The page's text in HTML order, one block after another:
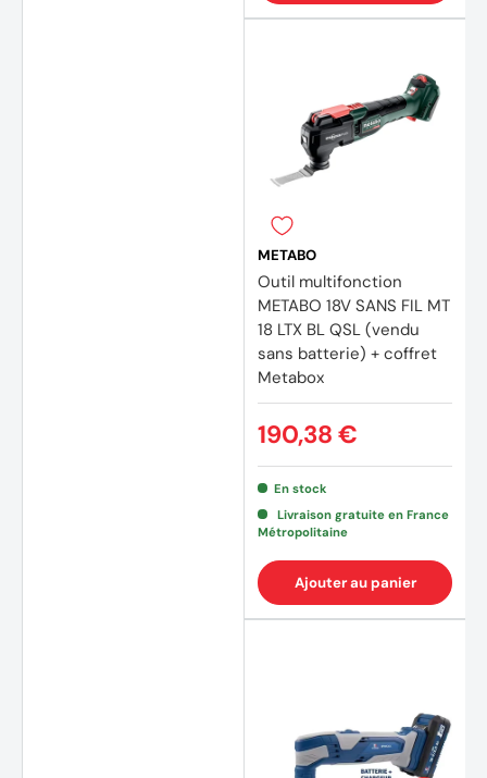
METABO
Outil multifonction
METABO 18V SANS FIL MT
18 LTX BL QSL (vendu
sans batterie) + coffret
Metabox
190,38 €
En stock
Livraison gratuite en France
Métropolitaine
Ajouter au panier